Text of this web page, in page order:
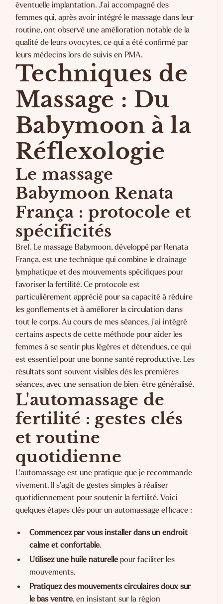
éventuelle implantation. J'ai accompagné des
femmes qui, après avoir intégré le massage dans leur
routine, ont observé une amélioration notable de la
qualité de leurs ovocytes, ce qui a été confirmé par
leurs médecins lors de suivis en PMA.
Techniques de
Massage : Du
Babymoon à la
Réflexologie
Le massage
Babymoon Renata
França : protocole et
spécificités
Bref. Le massage Babymoon, développé par Renata
França, est une technique qui combine le drainage
lymphatique et des mouvements spécifiques pour
favoriser la fertilité. Ce protocole est
particulièrement apprécié pour sa capacité à réduire
les gonflements et à améliorer la circulation dans
tout le corps. Au cours de mes séances, j'ai intégré
certains aspects de cette méthode pour aider les
femmes à se sentir plus légères et détendues, ce qui
est essentiel pour une bonne santé reproductive. Les
résultats sont souvent visibles dès les premières
séances, avec une sensation de bien-être généralisé.
L'automassage de
fertilité : gestes clés
et routine
quotidienne
L'automassage est une pratique que je recommande
vivement. Il s'agit de gestes simples à réaliser
quotidiennement pour soutenir la fertilité. Voici
quelques étapes clés pour un automassage efficace :
Commencez par vous installer dans un endroit
calme et confortable.
Utilisez une huile naturellepour faciliter les
mouvements.
Pratiquez des mouvements circulaires doux sur
le bas ventre, en insistant sur la région